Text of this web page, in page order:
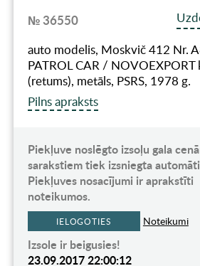
№ 36550
auto modelis, Moskvič 412 Nr.
PATROL CAR / NOVOEXPORT
(retums), metāls, PSRS, 1978 g.
Pilns apraksts
Piekļuve noslēgto izsoļu gala
sarakstiem tiek izsniegta
Piekļuves nosacījumi ir aprakstīti
noteikumos.
IELOGOTIES Noteikumi
Izsole ir beigusies!
23.09.2017 22:00:12